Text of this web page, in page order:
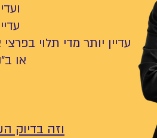
עדיין יותר מדי תלוי
או
וזה בדיוק